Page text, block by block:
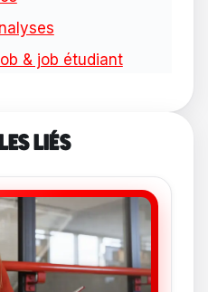
& job étudiant
LIÉS